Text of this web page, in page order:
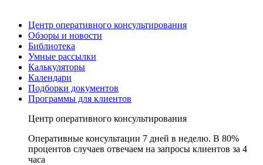
Центр оперативного консультирования
Обзоры и новости
Библиотека
Умные рассылки
Калькуляторы
Календари
Подборки документов
Программы для клиентов
Центр оперативного консультирования
Оперативные консультации 7 дней в неделю. В 80%
процентов случаев отвечаем на запросы клиентов за 4
часа